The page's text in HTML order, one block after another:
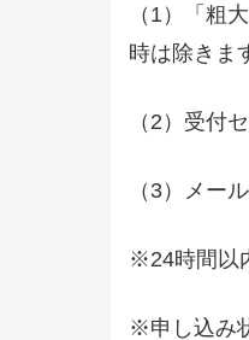
（1）「粗
時は除きま
（2）受付
（3）メー
※24時間以
※申し込み